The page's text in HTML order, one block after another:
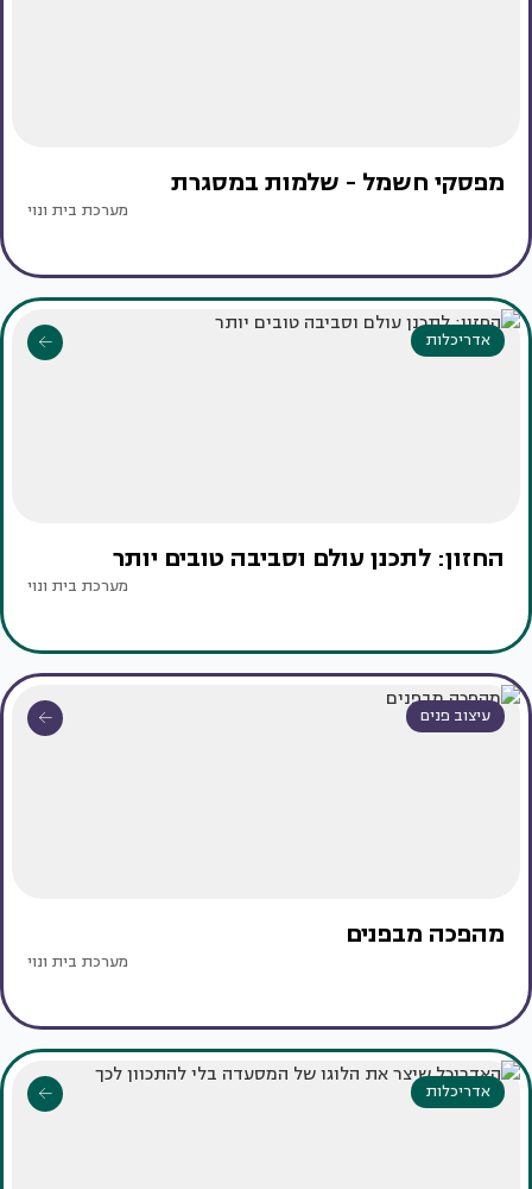
מפסקי חשמל - שלמות במסגרת
מערכת בית ונוי
אדריכלות
החזון: לתכנן עולם וסביבה טובים יותר
מערכת בית ונוי
עיצוב פנים
מהפכה מבפנים
מערכת בית ונוי
אדריכלות